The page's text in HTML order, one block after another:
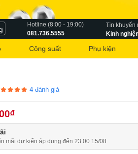
Hotline (8:00 - 19:00)
081.736.5555
Tin khuyến
Kinh
Công suất Phụ kiện
4 đánh giá
mãi dự kiến áp dụng đến 23:00 15/08